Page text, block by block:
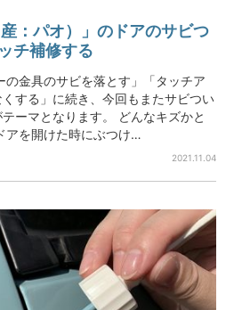
：パオ）」のドアのサビつ
チ補修する
の金具のサビを落とす」「タッチア
する」に続き、今回もまたサビつい
ーマとなります。 どんなキズかと
アを開けた時にぶつけ…
2021.11.04